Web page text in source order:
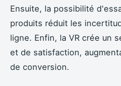
Ensuite, la possibilité
produits réduit les
ligne. Enfin, la VR crée un
et de satisfaction,
de conversion.